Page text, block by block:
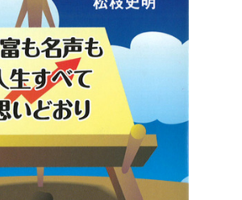
ニメ事業
事業
事業／
業
TOP
TOP
採用
質問
SHOP